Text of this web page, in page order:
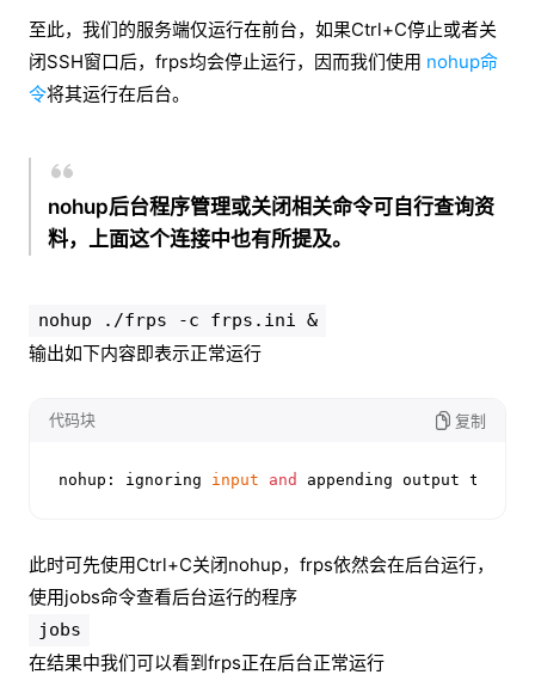
至此，我们的服务端仅运行在前台，如果Ctrl+C停止或者关
闭SSH窗口后，frps均会停止运行，因而我们使用 nohup命
令将其运行在后台。
nohup后台程序管理或关闭相关命令可自行查询资
料，上面这个连接中也有所提及。
nohup ./frps -c frps.ini &
输出如下内容即表示正常运行
代码块 复制
nohup: ignoring input and appending output to
此时可先使用Ctrl+C关闭nohup，frps依然会在后台运行，
使用jobs命令查看后台运行的程序
jobs
在结果中我们可以看到frps正在后台正常运行